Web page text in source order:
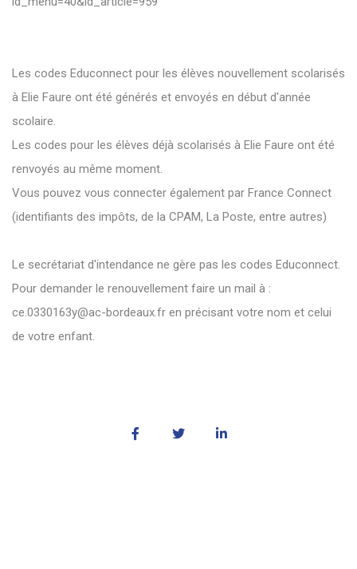
Les codes Educonnect pour les élèves nouvellement scolarisés
à Elie Faure ont été générés et envoyés en début d'année
scolaire.
Les codes pour les élèves déjà scolarisés à Elie Faure ont été
renvoyés au même moment.
Vous pouvez vous connecter également par France Connect
(identifiants des impôts, de la CPAM, La Poste, entre autres)
Le secrétariat d'intendance ne gère pas les codes Educonnect.
Pour demander le renouvellement faire un mail à :
ce.0330163y@ac-bordeaux.fr en précisant votre nom et celui
de votre enfant.